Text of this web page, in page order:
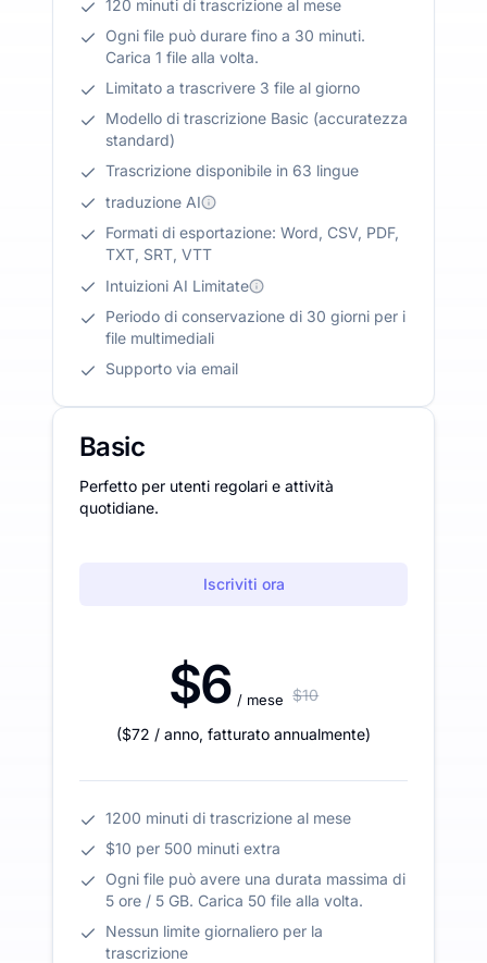
120 minuti di trascrizione al mese
Ogni file può durare fino a 30 minuti.
Carica 1 file alla volta.
Limitato a trascrivere 3 file al giorno
Modello di trascrizione Basic (accuratezza
standard)
Trascrizione disponibile in 63 lingue
traduzione AI
Formati di esportazione: Word, CSV, PDF,
TXT, SRT, VTT
Intuizioni AI Limitate
Periodo di conservazione di 30 giorni per i
file multimediali
Supporto via email
Basic
Perfetto per utenti regolari e attività
quotidiane.
Iscriviti ora
$6 / mese $10
($72 / anno, fatturato annualmente)
1200 minuti di trascrizione al mese
$10 per 500 minuti extra
Ogni file può avere una durata massima di
5 ore / 5 GB. Carica 50 file alla volta.
Nessun limite giornaliero per la
trascrizione